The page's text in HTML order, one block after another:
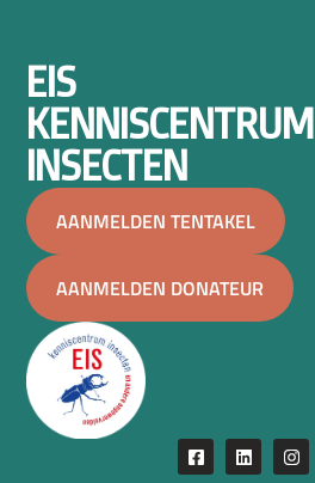
EIS
KENNISCENTRUM
INSECTEN
AANMELDEN TENTAKEL
AANMELDEN DONATEUR